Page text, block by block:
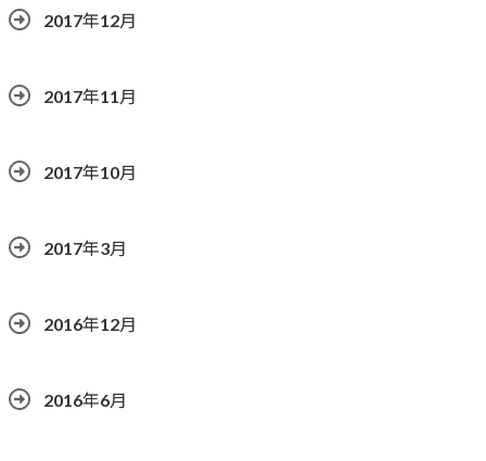
2017年12月
2017年11月
2017年10月
2017年3月
2016年12月
2016年6月